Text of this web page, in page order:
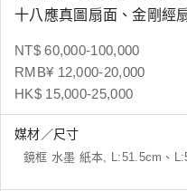
十八應真圖扇面、金剛經
NT$ 60,000-100,000
RMB¥ 12,000-20,000
HK$ 15,000-25,000
媒材／尺寸
鏡框 水墨 紙本, L:51.5cm、